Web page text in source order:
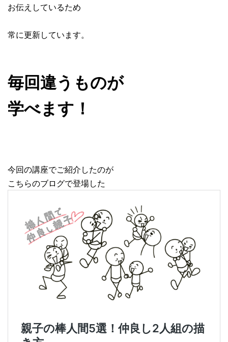
お伝えしているため
常に更新しています。
毎回違うものが
学べます！
今回の講座でご紹介したのが
こちらのブログで登場した